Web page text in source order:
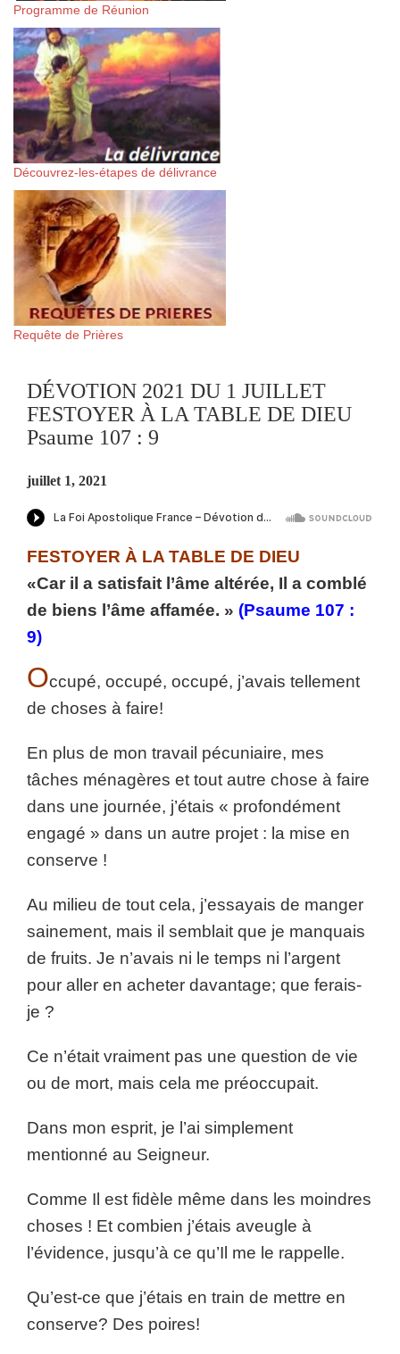
Programme de Réunion
Découvrez-les-étapes de délivrance
Requête de Prières
DÉVOTION 2021 DU 1 JUILLET
FESTOYER À LA TABLE DE DIEU
Psaume 107 : 9
juillet 1, 2021
FESTOYER À LA TABLE DE DIEU
«Car il a satisfait l’âme altérée, Il a comblé
de biens l’âme affamée. » (Psaume 107 :
9)
Occupé, occupé, occupé, j’avais tellement
de choses à faire!
En plus de mon travail pécuniaire, mes
tâches ménagères et tout autre chose à faire
dans une journée, j’étais « profondément
engagé » dans un autre projet : la mise en
conserve !
Au milieu de tout cela, j’essayais de manger
sainement, mais il semblait que je manquais
de fruits. Je n’avais ni le temps ni l’argent
pour aller en acheter davantage; que ferais-
je ?
Ce n’était vraiment pas une question de vie
ou de mort, mais cela me préoccupait.
Dans mon esprit, je l’ai simplement
mentionné au Seigneur.
Comme Il est fidèle même dans les moindres
choses ! Et combien j’étais aveugle à
l’évidence, jusqu’à ce qu’Il me le rappelle.
Qu’est-ce que j’étais en train de mettre en
conserve? Des poires!